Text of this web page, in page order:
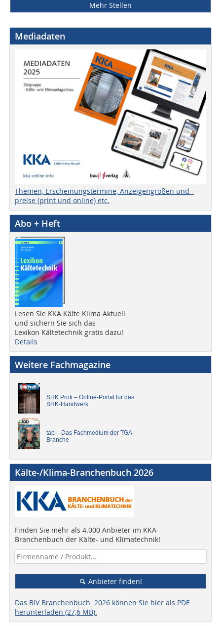
Mehr Stellen
Mediadaten
Themen, Erscheinungstermine, Anzeigengrößen und -
preise (print und online) etc.
Abo + Heft
Lesen Sie KKA Kälte Klima Aktuell
und sichern Sie sich das
Lexikon Kältetechnik gratis dazu!
Details
Weitere Fachmagazine
SHK Profi – Online-Portal für das
SHK-Handwerk
tab – Das Fachmedium der TGA-
Branche
Kälte-/Klima-Branchenbuch 2026
Finden Sie mehr als 4.000 Anbieter im KKA-
Branchenbuch der Kälte- und Klimatechnik!
Anbieter finden!
Das BIV Branchenbuch 2026 können Sie hier als PDF
herunterladen (27,6 MB).